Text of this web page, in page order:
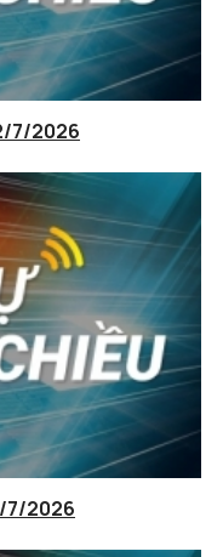
7/2026
7/2026